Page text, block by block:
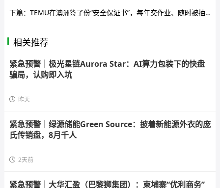
下篇： TEMU在澳洲签了份“安全保证书”，每年交作业、随时被抽查
相关推荐
紧急预警｜极光星链Aurora Star：AI算力包装下的快盘
骗局，认购即入坑
昨天
紧急预警｜绿源储能Green Source：披着新能源外衣的庞
氏传销盘，8月千人
2天前
紧急预警｜大华汇盈（巴黎狮集团）：柬埔寨“优利商务”